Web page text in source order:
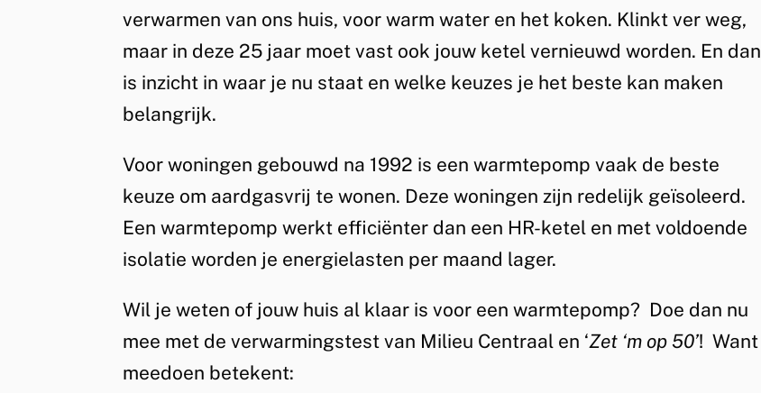
verwarmen van ons huis, voor warm water en het koken. Klinkt ver weg,
maar in deze 25 jaar moet vast ook jouw ketel vernieuwd worden. En dan
is inzicht in waar je nu staat en welke keuzes je het beste kan maken
belangrijk.
Voor woningen gebouwd na 1992 is een warmtepomp vaak de beste
keuze om aardgasvrij te wonen. Deze woningen zijn redelijk geïsoleerd.
Een warmtepomp werkt efficiënter dan een HR-ketel en met voldoende
isolatie worden je energielasten per maand lager.
Wil je weten of jouw huis al klaar is voor een warmtepomp? Doe dan nu
mee met de verwarmingstest van Milieu Centraal en ‘Zet ‘m op 50’! Want
meedoen betekent: